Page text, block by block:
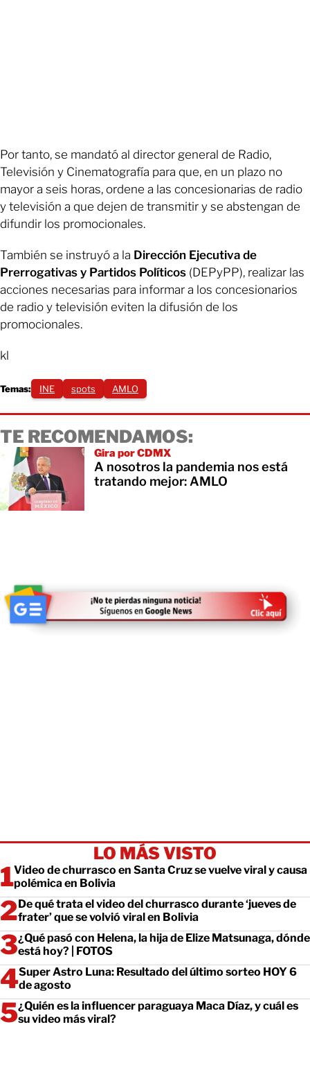
Por tanto, se mandató al director general de Radio,
Televisión y Cinematografía para que, en un plazo no
mayor a seis horas, ordene a las concesionarias de radio
y televisión a que dejen de transmitir y se abstengan de
difundir los promocionales.
También se instruyó a la Dirección Ejecutiva de
Prerrogativas y Partidos Políticos (DEPyPP), realizar las
acciones necesarias para informar a los concesionarios
de radio y televisión eviten la difusión de los
promocionales.
kl
Temas: INE spots AMLO
TE RECOMENDAMOS:
Gira por CDMX
A nosotros la pandemia nos está
tratando mejor: AMLO
LO MÁS VISTO
Video de churrasco en Santa Cruz se vuelve viral y causa
polémica en Bolivia
De qué trata el video del churrasco durante ‘jueves de
frater’ que se volvió viral en Bolivia
¿Qué pasó con Helena, la hija de Elize Matsunaga, dónde
está hoy? | FOTOS
Super Astro Luna: Resultado del último sorteo HOY 6
de agosto
¿Quién es la influencer paraguaya Maca Díaz, y cuál es
su video más viral?